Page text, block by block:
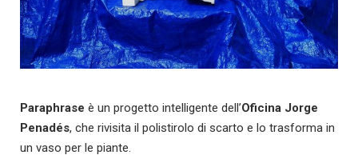
Paraphrase è un progetto intelligente dell’Oficina Jorge
Penadés, che rivisita il polistirolo di scarto e lo trasforma in
un vaso per le piante.